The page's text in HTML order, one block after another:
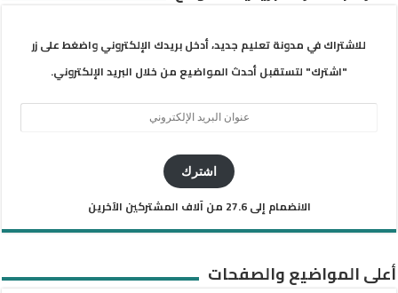
للاشتراك في مدونة تعليم جديد، أدخل بريدك الإلكتروني واضغط على زر
"اشترك" لتستقبل أحدث المواضيع من خلال البريد الإلكتروني.
اشترك
الانضمام إلى 27.6 من آلاف المشتركين الآخرين
أعلى المواضيع والصفحات